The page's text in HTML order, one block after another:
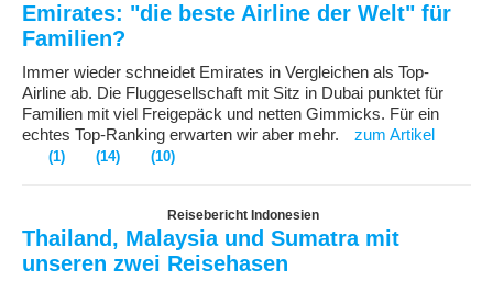
Emirates: "die beste Airline der Welt" für
Familien?
Immer wieder schneidet Emirates in Vergleichen als Top-
Airline ab. Die Fluggesellschaft mit Sitz in Dubai punktet für
Familien mit viel Freigepäck und netten Gimmicks. Für ein
echtes Top-Ranking erwarten wir aber mehr.
zum Artikel
(1) (14) (10)
Reisebericht Indonesien
Thailand, Malaysia und Sumatra mit
unseren zwei Reisehasen